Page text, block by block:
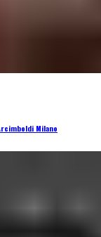
Milano